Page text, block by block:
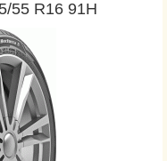
55 R16 91H